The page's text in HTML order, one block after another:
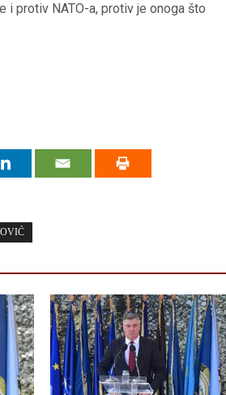
i protiv NATO-a, protiv je onoga što